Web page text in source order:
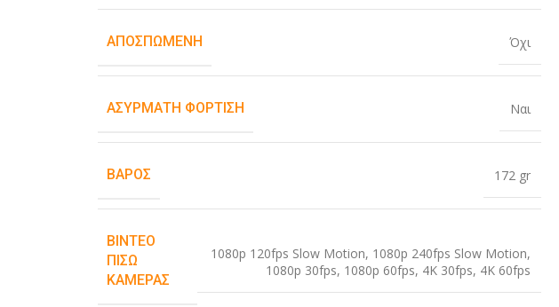
ΑΠΟΣΠΏΜΕΝΗ Όχι
ΑΣΎΡΜΑΤΗ ΦΌΡΤΙΣΗ Ναι
ΒΆΡΟΣ 172 gr
ΒΊΝΤΕΟ
ΠΊΣΩ
ΚΆΜΕΡΑΣ
1080p 120fps Slow Motion, 1080p 240fps Slow Motion,
1080p 30fps, 1080p 60fps, 4K 30fps, 4K 60fps